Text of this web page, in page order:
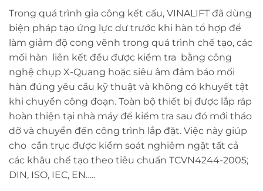
Trong quá trình gia công kết cấu, VINALIFT đã dùng
biện pháp tạo ứng lực dư trước khi hàn tổ hợp để
làm giảm độ cong vênh trong quá trình chế tạo, các
mối hàn liên kết đều được kiểm tra bằng công
nghệ chụp X-Quang hoặc siêu âm đảm báo mối
hàn đúng yêu cầu kỹ thuật và không có khuyết tật
khi chuyển công đoạn. Toàn bộ thiết bị được lắp ráp
hoàn thiện tại nhà máy để kiểm tra sau đó mới tháo
dỡ và chuyển đến công trình lắp đặt. Việc này giúp
cho cần trục được kiểm soát nghiêm ngặt tất cả
các khâu chế tạo theo tiêu chuẩn TCVN4244-2005;
DIN, ISO, IEC, EN…..